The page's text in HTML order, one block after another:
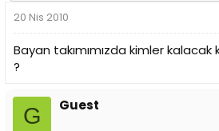
20 Nis 2010
Bayan takımımızda kimler
?
G Guest